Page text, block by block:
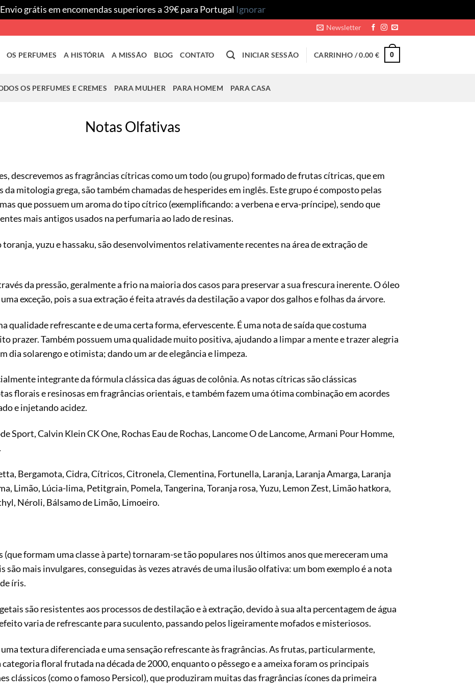
Envio grátis em encomendas superiores a 39€ para Portugal Ignorar
Newsletter
OS PERFUMES A HISTÓRIA A MISSÃO BLOG CONTATO INICIAR SESSÃO CARRINHO /0.00 € 0
OS PERFUMES E CREMES PARA MULHER PARA HOMEM PARA CASA
Notas Olfativas
descrevemos as fragrâncias cítricas como um todo (ou grupo) formado de frutas cítricas, que em
da mitologia grega, são também chamadas de hesperides em inglês. Este grupo é composto pelas
que possuem um aroma do tipo cítrico (exemplificando: a verbena e erva-príncipe), sendo que
mais antigos usados na perfumaria ao lado de resinas.
yuzu e hassaku, são desenvolvimentos relativamente recentes na área de extração de
da pressão, geralmente a frio na maioria dos casos para preservar a sua frescura inerente. O óleo
exceção, pois a sua extração é feita através da destilação a vapor dos galhos e folhas da árvore.
qualidade refrescante e de uma certa forma, efervescente. É uma nota de saída que costuma
prazer. Também possuem uma qualidade muito positiva, ajudando a limpar a mente e trazer alegria
dia solarengo e otimista; dando um ar de elegância e limpeza.
integrante da fórmula clássica das águas de colônia. As notas cítricas são clássicas
florais e resinosas em fragrâncias orientais, e também fazem uma ótima combinação em acordes
e injetando acidez.
Sport, Calvin Klein CK One, Rochas Eau de Rochas, Lancome O de Lancome, Armani Pour Homme,
Bergamota, Cidra, Cítricos, Citronela, Clementina, Fortunella, Laranja, Laranja Amarga, Laranja
Limão, Lúcia-lima, Petitgrain, Pomela, Tangerina, Toranja rosa, Yuzu, Lemon Zest, Limão hatkora,
Néroli, Bálsamo de Limão, Limoeiro.
formam uma classe à parte) tornaram-se tão populares nos últimos anos que mereceram uma
mais invulgares, conseguidas às vezes através de uma ilusão olfativa: um bom exemplo é a nota
íris.
são resistentes aos processos de destilação e à extração, devido à sua alta percentagem de água
varia de refrescante para suculento, passando pelos ligeiramente mofados e misteriosos.
textura diferenciada e uma sensação refrescante às fragrâncias. As frutas, particularmente,
floral frutada na década de 2000, enquanto o pêssego e a ameixa foram os principais
clássicos (como o famoso Persicol), que produziram muitas das fragrâncias ícones da primeira